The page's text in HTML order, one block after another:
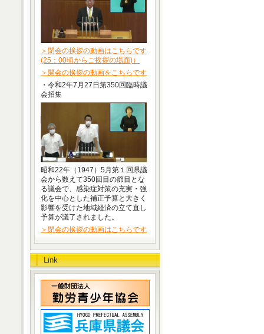
＞閉会の挨拶の動画はこちらです
(25：00頃からご挨拶の場面)）
＞開会の挨拶の動画をこちらです
・令和2年7月27日第350回臨時議
会招集
昭和22年（1947）5月第１回県議
会から数えて350回目の節目とな
る議会で、感染症対策の充実・強
化を中心とした補正予算と大きく
影響を受けた地域経済の立て直し
予算が議了されました。
＞閉会の挨拶の動画はこちらです
Link